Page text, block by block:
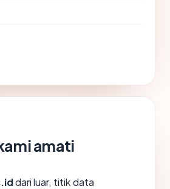
amati
dari luar, titik data